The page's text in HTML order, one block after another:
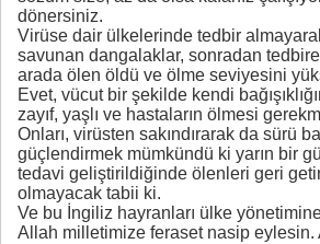
dönersiniz.
Virüse dair ülkelerinde tedbir almayarak,
savunan dangalaklar, sonradan
arada ölen öldü ve ölme seviyesini
Evet, vücut bir şekilde kendi
zayıf, yaşlı ve hastaların ölmesi
Onları, virüsten sakındırarak da sürü
güçlendirmek mümkündü ki yarın bir
tedavi geliştirildiğinde ölenleri geri
olmayacak tabii ki.
Ve bu İngiliz hayranları ülke
Allah milletimize feraset nasip eylesin.